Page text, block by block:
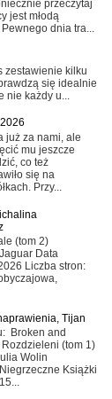
przeczytaj
jest młodą
dnia tra...
zestawienie kilku
się idealnie
każdy u...
już za nami, ale
mu jeszcze
co też
się na
Przy...
(tom 2)
Data
Liczba stron:
Tijan
Broken and
(tom 1)
Wolin
Książki